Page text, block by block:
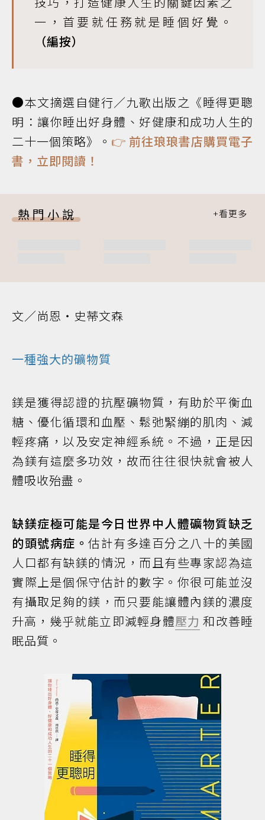
一，首要就任務就是睡個好覺。
（編按）
●本文摘選自健行／九歌出版之《睡得更聰
明：讓你睡出好身體、好健康和成功人生的
二十一個策略》。 👉 前往琅琅書店購買電子
書，立即閱讀！
熱門小說
文／尚恩・史蒂文森
一種強大的礦物質
鎂是獲得認證的抗壓礦物質，有助於平衡血
糖、優化循環和血壓、鬆弛緊繃的肌肉、減
輕疼痛，以及安定神經系統。不過，正是因
為鎂有這麼多功效，故而往往很快就會被人
體吸收殆盡。
缺鎂症極可能是今日世界中人體礦物質缺乏
的頭號病症。 估計有多達百分之八十的美國
人口都有缺鎂的情況，而且有些專家認為這
實際上是個保守估計的數字。你很可能並沒
有攝取足夠的鎂，而只要能讓體內鎂的濃度
升高，幾乎就能立即減輕身體壓力 和改善睡
眠品質。